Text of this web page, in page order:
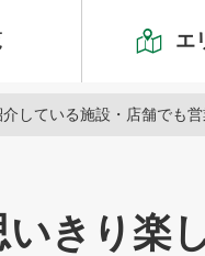
エ
ている施設・店舗でも
いきり楽